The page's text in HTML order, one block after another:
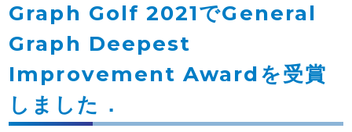
Graph Golf 2021でGeneral
Graph Deepest
Improvement Awardを受賞
しました．